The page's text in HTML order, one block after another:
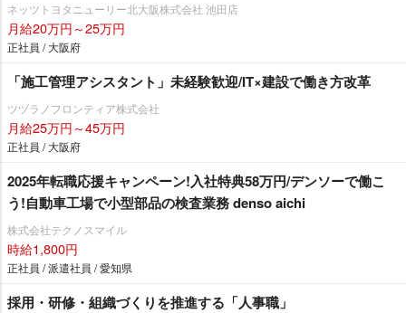
ネッツトヨタニューリー北大阪株式会社 池田店
月給20万円～25万円
正社員 / 大阪府
「施工管理アシスタント」未経験歓迎/IT×建設で働き方改革
ツヅラノフロンティア株式会社
月給25万円～45万円
正社員 / 大阪府
2025年転職応援キャンペーン!入社特典58万円/デンソーで働こ
う!自動車工場で小型部品の検査業務 denso aichi
株式会社テクノスマイル
時給1,800円
正社員 / 派遣社員 / 愛知県
採用・研修・組織づくりを推進する「人事職」